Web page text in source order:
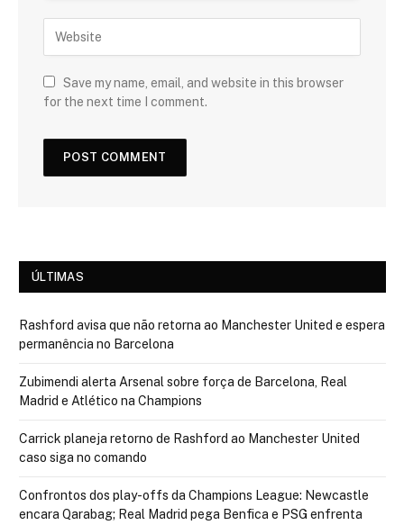
Save my name, email, and website in this browser
for the next time I comment.
ÚLTIMAS
Rashford avisa que não retorna ao Manchester United e espera
permanência no Barcelona
Zubimendi alerta Arsenal sobre força de Barcelona, Real
Madrid e Atlético na Champions
Carrick planeja retorno de Rashford ao Manchester United
caso siga no comando
Confrontos dos play-offs da Champions League: Newcastle
encara Qarabag; Real Madrid pega Benfica e PSG enfrenta